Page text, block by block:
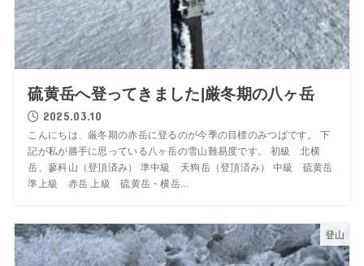
硫黄岳へ登ってきました|厳冬期の八ヶ岳
2025.03.10
こんにちは、厳冬期の赤岳に登るのが今季の目標のみつばです。 下
記が私が勝手に思っている八ヶ岳の雪山難易度です。 初級 北横
岳、蓼科山（登頂済み） 準中級 天狗岳（登頂済み） 中級 硫黄岳
準上級 赤岳 上級 硫黄岳・横岳...
登山